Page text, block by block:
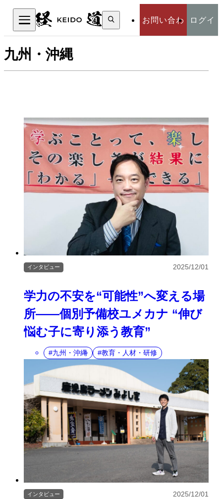
お問い合わ ログイ
検
索:
検索
九州・沖縄
学力の不安を“可能性”へ変える場
所――個別予備校ユメカナ “伸び
悩む子に寄り添う教育”
インタビュー 2025/12/01
九州・沖縄 教育・人材・研修
インタビュー 2025/12/01